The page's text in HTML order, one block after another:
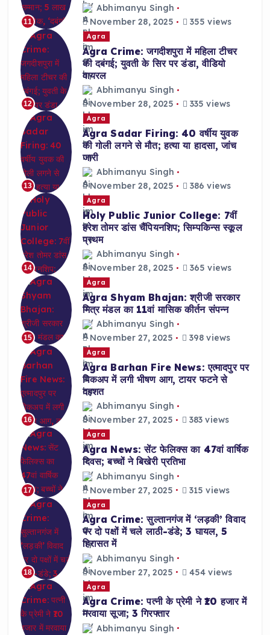
11
Abhimanyu Singh
November 28, 2025
355 views
12
Agra
Agra Crime: जगदीशपुरा में महिला टीचर
की दबंगई; युवती के सिर पर डंडा, वीडियो
वायरल
Abhimanyu Singh
November 28, 2025
335 views
13
Agra
Agra Sadar Firing: 40 वर्षीय युवक
की गोली लगने से मौत; हत्या या हादसा, जांच
जारी
Abhimanyu Singh
November 28, 2025
386 views
14
Agra
Holy Public Junior College: 7वीं
हरेश तोमर डांस चैंपियनशिप; सिम्पकिन्स स्कूल
प्रथम
Abhimanyu Singh
November 28, 2025
365 views
15
Agra
Agra Shyam Bhajan: श्रीजी सरकार
मित्र मंडल का 11वां मासिक कीर्तन संपन्न
Abhimanyu Singh
November 27, 2025
398 views
16
Agra
Agra Barhan Fire News: एत्मादपुर पर
पिकअप में लगी भीषण आग, टायर फटने से
दहशत
Abhimanyu Singh
November 27, 2025
383 views
17
Agra
Agra News: सेंट फेलिक्स का 47वां वार्षिक
दिवस; बच्चों ने बिखेरी प्रतिभा
Abhimanyu Singh
November 27, 2025
315 views
18
Agra
Agra Crime: सुल्तानगंज में ‘लड़की’ विवाद
पर दो पक्षों में चले लाठी-डंडे; 3 घायल, 5
हिरासत में
Abhimanyu Singh
November 27, 2025
454 views
Agra
Agra Crime: पत्नी के प्रेमी ने ₹10 हजार में
मरवाया सूजा; 3 गिरफ्तार
Abhimanyu Singh